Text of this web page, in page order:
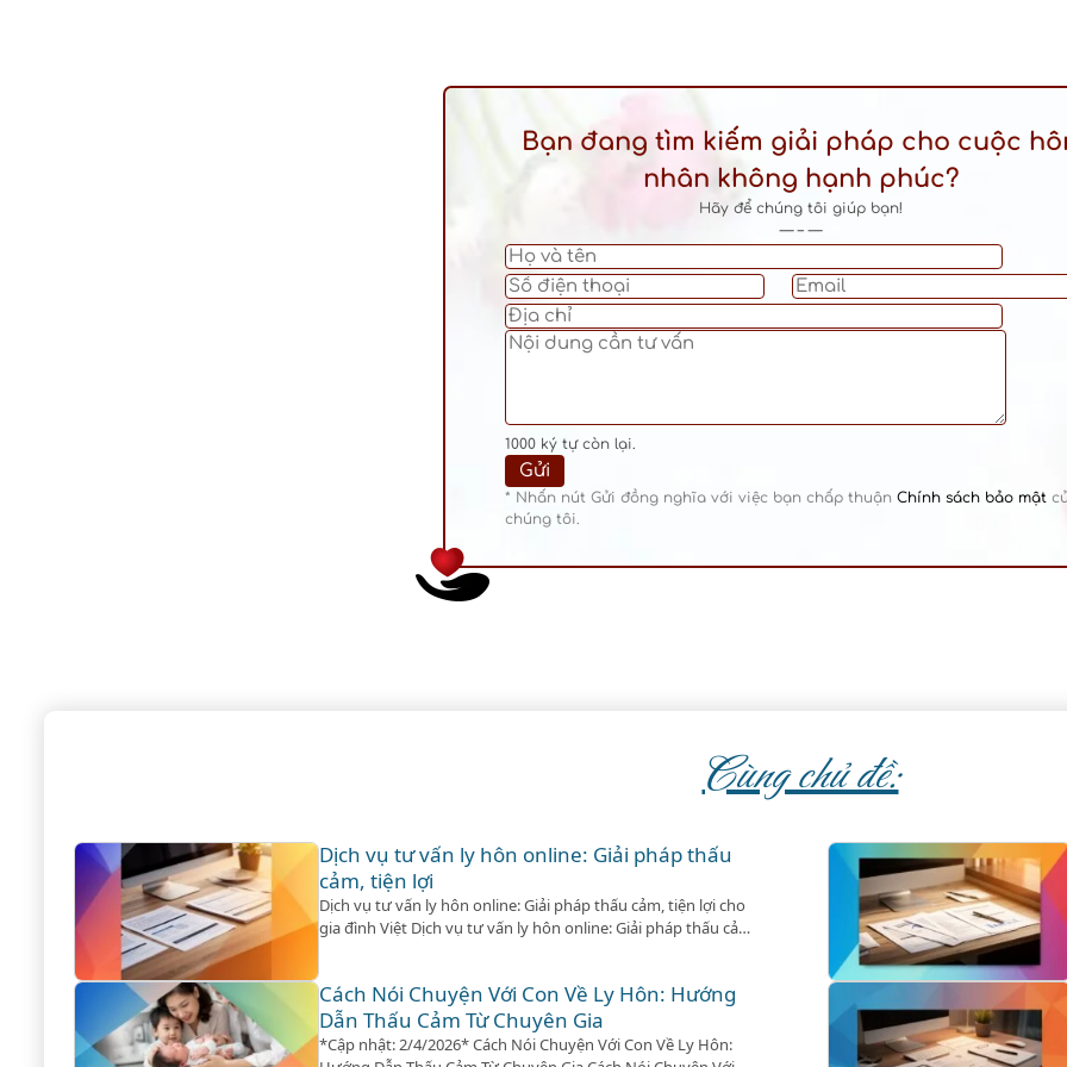
Bạn đang tìm kiếm giải pháp cho cuộc
nhân không hạnh phúc?
Hãy để chúng tôi giúp bạn!
— – —
1000 ký tự còn lại.
* Nhấn nút Gửi đồng nghĩa với việc bạn chấp thuận Chính sách bảo mật
chúng tôi.
Cùng chủ đề:
Dịch vụ tư vấn ly hôn online: Giải pháp thấu
cảm, tiện lợi
Dịch vụ tư vấn ly hôn online: Giải pháp thấu cảm, tiện lợi cho
gia đình Việt Dịch vụ tư vấn ly hôn online: Giải pháp thấu cảm,
không phải lúc nào cũng trải đầy hoa hồng. Khi những mâu
thuẫn trở nên không thể…
Cách Nói Chuyện Với Con Về Ly Hôn: Hướng
Dẫn Thấu Cảm Từ Chuyên Gia
*Cập nhật: 2/4/2026* Cách Nói Chuyện Với Con Về Ly Hôn: